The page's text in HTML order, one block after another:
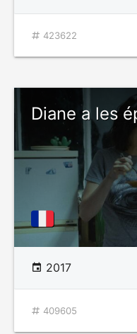
423622
Diane a les
2017
409605